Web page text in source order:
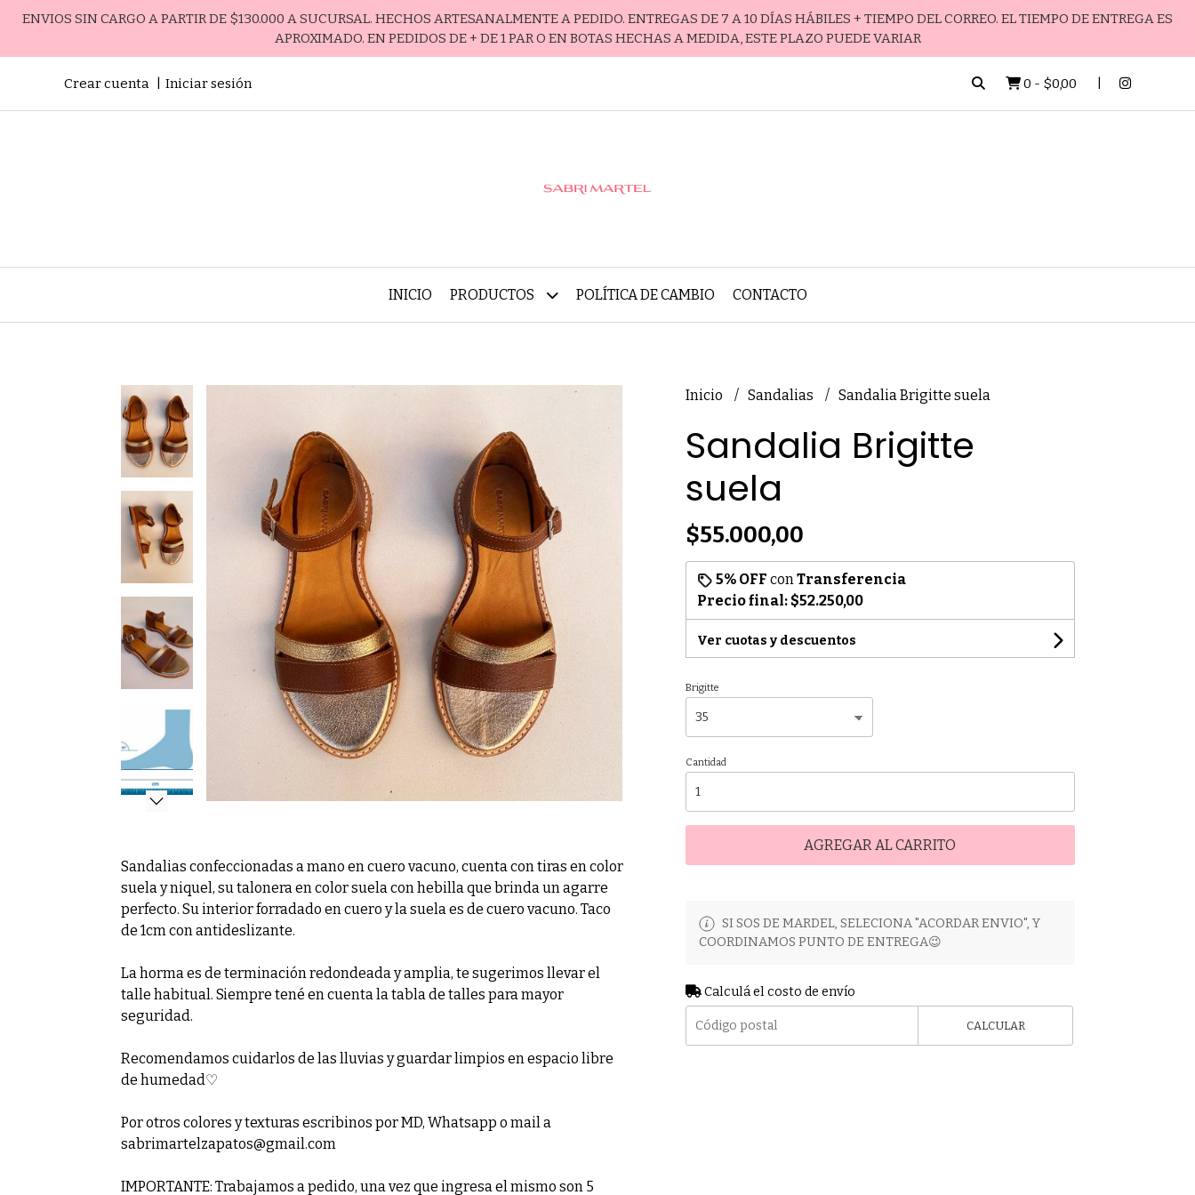
ENVIOS SIN CARGO A PARTIR DE $130.000 A SUCURSAL. HECHOS ARTESANALMENTE A PEDIDO. ENTREGAS DE 7 A 10 DÍAS HÁBILES + TIEMPO DEL CORREO. EL TIEMPO DE ENTREGA ES
APROXIMADO. EN PEDIDOS DE + DE 1 PAR O EN BOTAS HECHAS A MEDIDA, ESTE PLAZO PUEDE VARIAR
Crear cuenta Iniciar sesión 0 - $0,00
INICIO PRODUCTOS POLÍTICA DE CAMBIO CONTACTO
Sandalias confeccionadas a mano en cuero vacuno, cuenta con tiras en color
suela y niquel, su talonera en color suela con hebilla que brinda un agarre
perfecto. Su interior forradado en cuero y la suela es de cuero vacuno. Taco
de 1cm con antideslizante.
La horma es de terminación redondeada y amplia, te sugerimos llevar el
talle habitual. Siempre tené en cuenta la tabla de talles para mayor
seguridad.
Recomendamos cuidarlos de las lluvias y guardar limpios en espacio libre
de humedad♡
Por otros colores y texturas escribinos por MD, Whatsapp o mail a
sabrimartelzapatos@gmail.com
IMPORTANTE: Trabajamos a pedido, una vez que ingresa el mismo son 5
Inicio Sandalias Sandalia Brigitte suela
Sandalia Brigitte
suela
$55.000,00
5% OFF conTransferencia
Precio final: $52.250,00
Ver cuotas y descuentos
Brigitte
Cantidad
AGREGAR AL CARRITO
SI SOS DE MARDEL, SELECIONA "ACORDAR ENVIO", Y
COORDINAMOS PUNTO DE ENTREGA😉
Calculá el costo de envío
CALCULAR